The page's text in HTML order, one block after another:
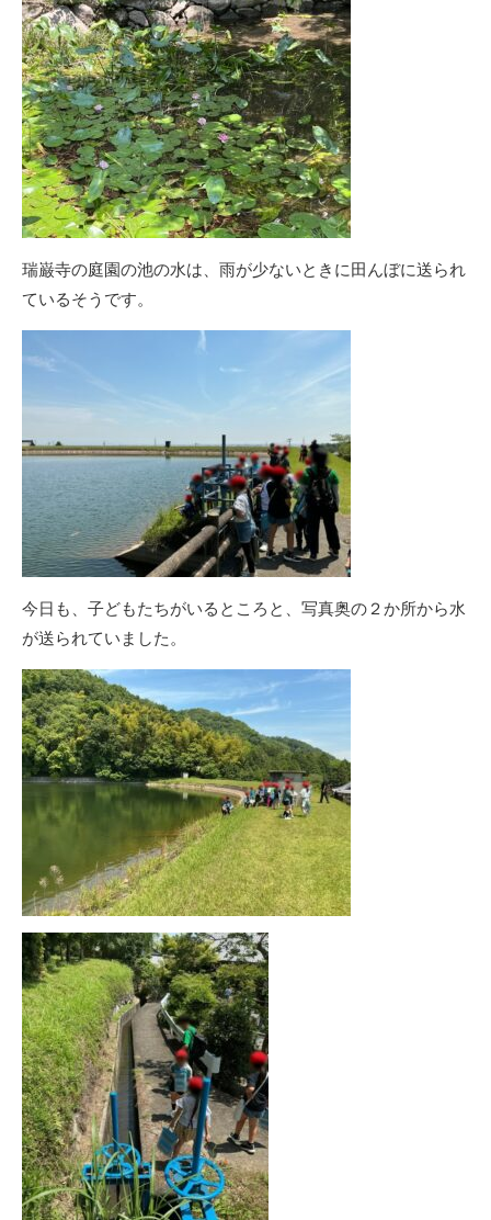
瑞巌寺の庭園の池の水は、雨が少ないときに田んぼに送られ
ているそうです。
今日も、子どもたちがいるところと、写真奥の２か所から水
が送られていました。